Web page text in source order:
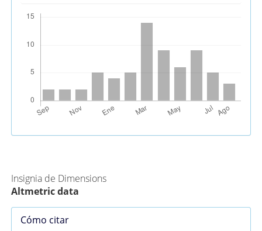
Insignia de Dimensions
Altmetric data
Detalles
Cómo citar